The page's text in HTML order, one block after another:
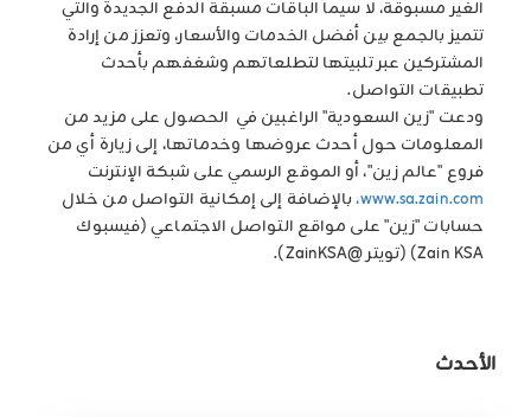
الغير مسبوقة، لا سيما الباقات مسبقة الدفع الجديدة والتي
تتميز بالجمع بين أفضل الخدمات والأسعار، وتعزز من إرادة
المشتركين عبر تلبيتها لتطلعاتهم وشغفهم بأحدث
تطبيقات التواصل.
ودعت "زين السعودية" الراغبين في الحصول على مزيد من
المعلومات حول أحدث عروضها وخدماتها، إلى زيارة أي من
فروع "عالم زين"، أو الموقع الرسمي على شبكة الإنترنت
www.sa.zain.com، بالإضافة إلى إمكانية التواصل من خلال
حسابات "زين" على مواقع التواصل الاجتماعي (فيسبوك
Zain KSA) (تويتر @ZainKSA).
الأحدث